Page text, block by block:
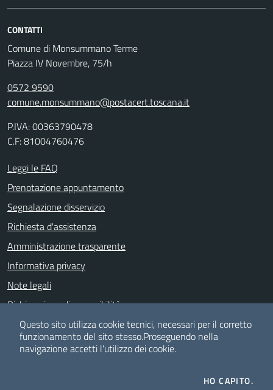
CONTATTI
Comune di Monsummano Terme
Piazza IV Novembre, 75/h
0572 9590
comune.monsummano@postacert.toscana.it
P.IVA: 00363790478
C.F: 81004760476
Leggi le FAQ
Prenotazione appuntamento
Segnalazione disservizio
Richiesta d'assistenza
Amministrazione trasparente
Informativa privacy
Note legali
Dichiarazione di accessibilità
Albo pretorio
Questo sito utilizza cookie tecnici, necessari per il corretto
funzionamento del sito stesso.Proseguendo nella
navigazione accetti l'utilizzo dei cookie.
HO CAPITO.